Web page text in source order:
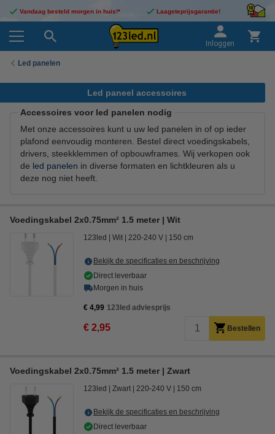
Vandaag besteld morgen in huis!* Laagsteprijsgarantie!
Inloggen
Led panelen
Led paneel accessoires
Accessoires voor led panelen nodig
Met onze accessoires kunt u uw led panelen in of op ieder
plafond eenvoudig monteren. Bestel direct voedingskabels,
drivers, steekklemmen of opbouwframes. Wij verkopen ook
de led panelen in diverse formaten en lichtkleuren als u
deze nog niet heeft.
Voedingskabel 2x0.75mm² 1.5 meter | Wit
123led Wit 220-240 V 150 cm
Bekijk de specificaties en beschrijving
Direct leverbaar
Morgen in huis
€ 4,99 123led adviesprijs
€ 2,95 Bestellen
Voedingskabel 2x0.75mm² 1.5 meter | Zwart
123led Zwart 220-240 V 150 cm
Bekijk de specificaties en beschrijving
Direct leverbaar